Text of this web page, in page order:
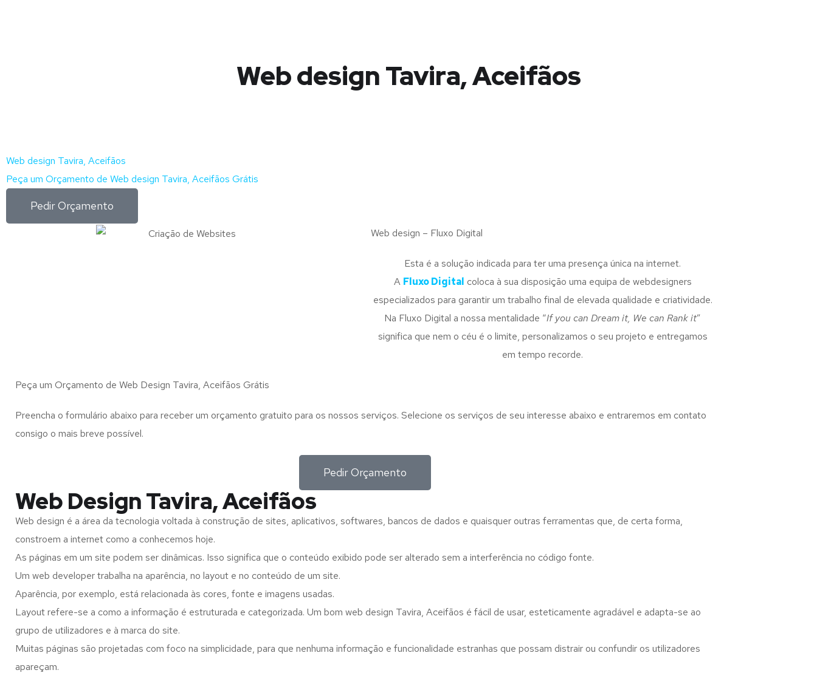
Web design Tavira, Aceifãos
Web design Tavira, Aceifãos
Peça um Orçamento de Web design Tavira, Aceifãos Grátis
Pedir Orçamento
Web design – Fluxo Digital
Esta é a solução indicada para ter uma presença única na internet.
A Fluxo Digital coloca à sua disposição uma equipa de webdesigners
especializados para garantir um trabalho final de elevada qualidade e criatividade.
Na Fluxo Digital a nossa mentalidade “If you can Dream it, We can Rank it”
significa que nem o céu é o limite, personalizamos o seu projeto e entregamos
em tempo recorde.
Peça um Orçamento de Web Design Tavira, Aceifãos Grátis
Preencha o formulário abaixo para receber um orçamento gratuito para os nossos serviços. Selecione os serviços de seu interesse abaixo e entraremos em contato
consigo o mais breve possível.
Pedir Orçamento
Web Design Tavira, Aceifãos
Web design é a área da tecnologia voltada à construção de sites, aplicativos, softwares, bancos de dados e quaisquer outras ferramentas que, de certa forma,
constroem a internet como a conhecemos hoje.
As páginas em um site podem ser dinâmicas. Isso significa que o conteúdo exibido pode ser alterado sem a interferência no código fonte.
Um web developer trabalha na aparência, no layout e no conteúdo de um site.
Aparência, por exemplo, está relacionada às cores, fonte e imagens usadas.
Layout refere-se a como a informação é estruturada e categorizada. Um bom web design Tavira, Aceifãos é fácil de usar, esteticamente agradável e adapta-se ao
grupo de utilizadores e à marca do site.
Muitas páginas são projetadas com foco na simplicidade, para que nenhuma informação e funcionalidade estranhas que possam distrair ou confundir os utilizadores
apareçam.